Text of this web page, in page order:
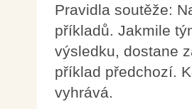
Pravidla soutěže:
příkladů. Jakmile
výsledku, dostane
příklad předchozí.
vyhrává.